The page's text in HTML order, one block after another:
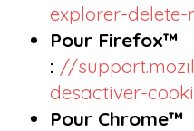
explorer-
Pour Firefox™
: //
desactiver-
Pour Chrome™